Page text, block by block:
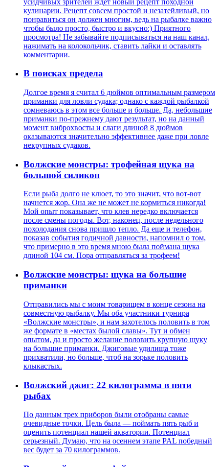
кулинарии. Рецепт совсем простой и незатейливый, но
понравиться он должен многим, ведь на рыбалке важно
чтобы было просто, быстро и вкусно:) Приятного
просмотра! Не забывайте подписываться на наш канал,
нажимать на колокольчик, ставить лайки и оставлять
комментарии.
В поисках предела
Долгое время я считал 6 дюймов оптимальным размером
приманки для ловли судака; однако с каждой рыбалкой
сомневаюсь в этом все больше и больше. Да, небольшие
приманки по-прежнему дают результат, но на данный
момент виброхвосты и слаги длиной 8 дюймов
оказываются значительно эффективнее даже при ловле
некрупных судаков.
Волжские монстры: трофейная щука на
большой силикон
Если рыба долго не клюет, то это значит, что вот-вот
начнется жор. Она же не может не кормиться никогда!
Мой опыт показывает, что клев нередко включается
после смены погоды. Вот, наконец, после недельного
похолодания снова пришло тепло. Да еще и телефон,
показав события годичной давности, напомнил о том,
что примерно в это время мною была поймана щука
длиной 104 см. Пора отправляться за трофеем!
Волжские монстры: щука на большие
приманки
Отправились мы с моим товарищем в конце сезона на
совместную рыбалку. Мы оба участники турнира
«Волжские монстры», и нам захотелось половить в том
же формате в «местах былой славы». Тут и обмен
опытом, да и просто желание половить крупную щуку
на большие приманки. Джиговые удилища тоже
прихватили, но больше, чтоб на зорьке половить
клыкастых.
Волжский джиг: 22 килограмма в пяти
рыбах
По данным трех приборов были отобраны самые
очевидные точки. Цель была — поймать пять рыб и
оценить потенциал нашей акватории. Потенциал
серьезный. Думаю, что на осеннем этапе PAL победный
вес будет за 70 килограммов.